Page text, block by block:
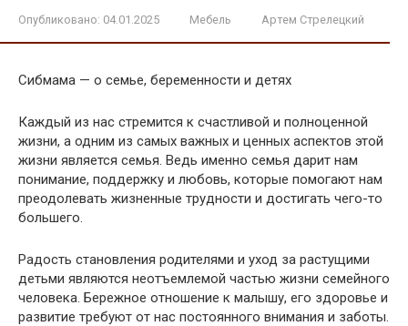
Опубликовано: 04.01.2025 Мебель Артем Стрелецкий
Сибмама — о семье, беременности и детях
Каждый из нас стремится к счастливой и полноценной
жизни, а одним из самых важных и ценных аспектов этой
жизни является семья. Ведь именно семья дарит нам
понимание, поддержку и любовь, которые помогают нам
преодолевать жизненные трудности и достигать чего-то
большего.
Радость становления родителями и уход за растущими
детьми являются неотъемлемой частью жизни семейного
человека. Бережное отношение к малышу, его здоровье и
развитие требуют от нас постоянного внимания и заботы.